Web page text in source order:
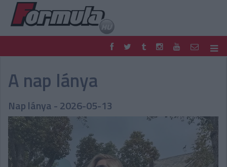
FORMULA
NEMZETKÖZI
RETRO
PODCAST
LIVE
TIPPJÁTÉK
DIGITÁLIS MAGAZIN
PONTÁLLÁSOK
VERSENYNAPTÁRAK
A nap lánya
Nap lánya - 2026-05-13